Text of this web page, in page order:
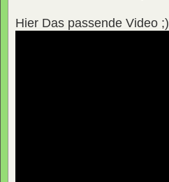
Hier Das passende Video ;)